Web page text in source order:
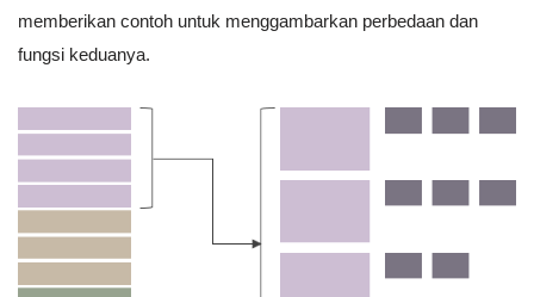
memberikan contoh untuk menggambarkan perbedaan dan
fungsi keduanya.